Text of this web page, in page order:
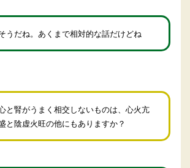
うだね。あくまで相対的な話だけどね
と腎がうまく相交しないものは、心火亢
と陰虚火旺の他にもありますか？